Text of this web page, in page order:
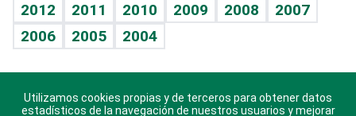
Celebrando la vida
Sin complejos
En pocas palabras
Escuchando al corazón
2012
2011 2010 2009 2008
2007
2006
2005 2004
Descarga nuestras aplicaciones para Android, iOS y
Utilizamos cookies propias y de terceros para obtener datos
estadísticos de la navegación de nuestros usuarios y mejorar